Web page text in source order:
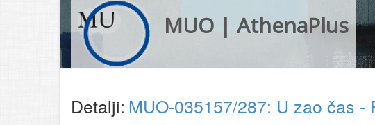
MUO | AthenaPlus
Detalji: MUO-035157/287: U zao čas